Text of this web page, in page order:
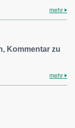
mehr
Kommentar zu
mehr